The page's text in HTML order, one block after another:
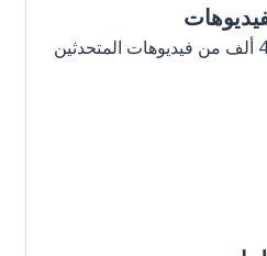
أكثر من 48 ألف من فيديوهات المتحدثين